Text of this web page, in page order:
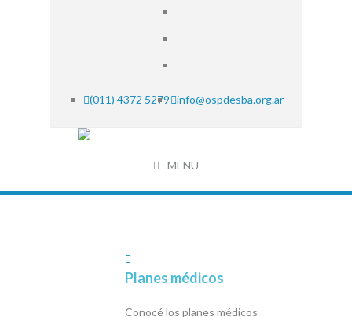
(011) 4372 5279 info@ospdesba.org.ar
MENU
Planes médicos
Conocé los planes médicos